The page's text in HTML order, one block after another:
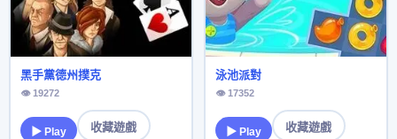
黑手黨德州撲克
👁 19272
▶ Play 收藏遊戲
泳池派對
👁 17352
▶ Play 收藏遊戲